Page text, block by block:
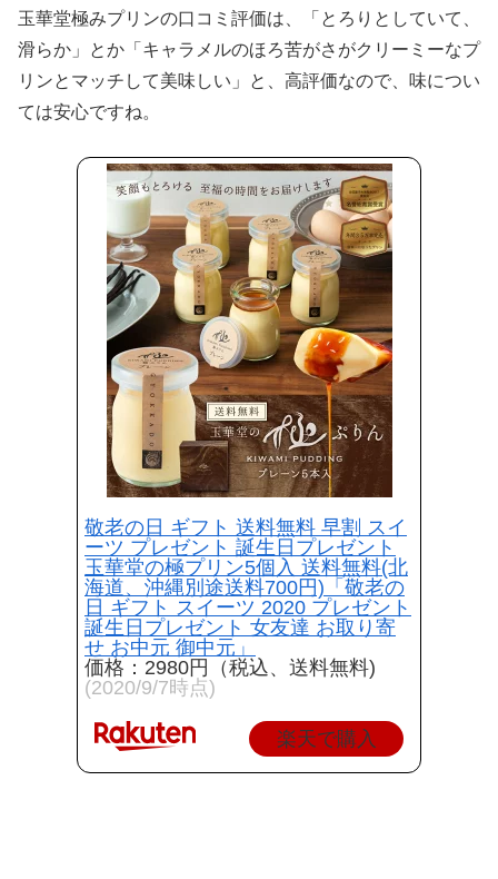
玉華堂極みプリンの口コミ評価は、「とろりとしていて、
滑らか」とか「キャラメルのほろ苦がさがクリーミーなプ
リンとマッチして美味しい」と、高評価なので、味につい
ては安心ですね。
敬老の日 ギフト 送料無料 早割 スイ
ーツ プレゼント 誕生日プレゼント
玉華堂の極プリン5個入 送料無料(北
海道、沖縄別途送料700円)「敬老の
日 ギフト スイーツ 2020 プレゼント
誕生日プレゼント 女友達 お取り寄
せ お中元 御中元」
価格：2980円（税込、送料無料)
(2020/9/7時点)
楽天で購入